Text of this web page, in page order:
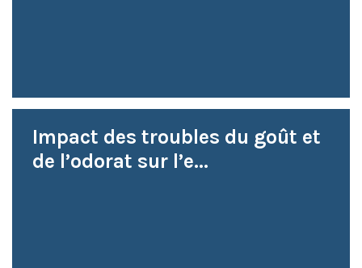
Impact des troubles du goût et
de l’odorat sur l’e...